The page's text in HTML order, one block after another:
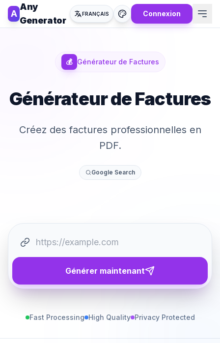
A
Any
Generator
FRANÇAIS Connexion
💰 Générateur de Factures
Générateur de Factures
Créez des factures professionnelles en
PDF.
Google Search
Générer maintenant
Fast Processing High Quality Privacy Protected